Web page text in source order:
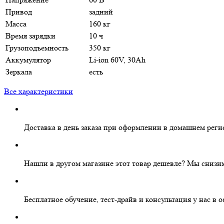
Привод
задний
Масса
160 кг
Время зарядки
10 ч
Грузоподъемность
350 кг
Аккумулятор
Li-ion 60V, 30Ah
Зеркала
есть
Все характеристики
Доставка в день заказа при оформлении в домашнем
Нашли в другом магазине этот товар дешевле? Мы
Бесплатное обучение, тест-драйв и консультация у нас в